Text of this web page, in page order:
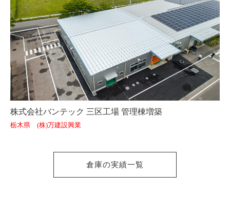
株式会社バンテック 三区工場 管理棟増築
栃木県 (株)万建設興業
倉庫の実績一覧